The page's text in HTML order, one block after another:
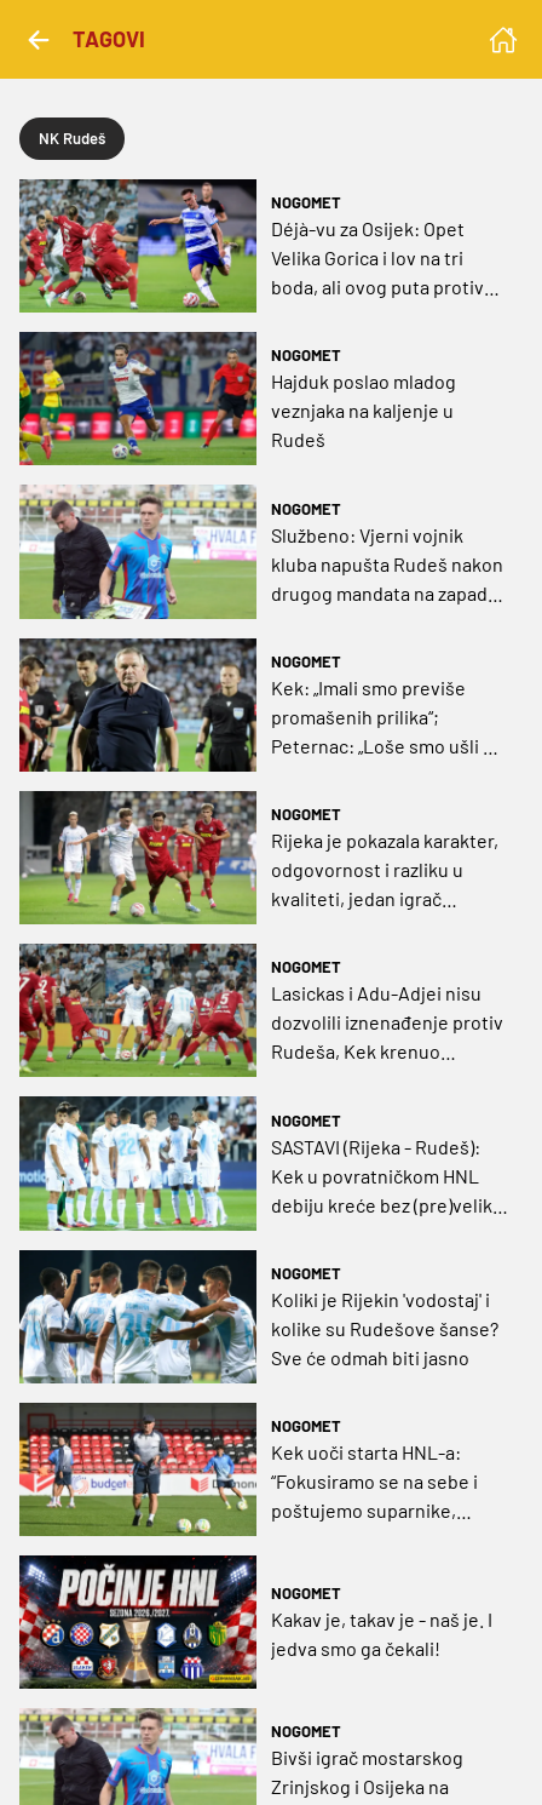
TAGOVI
NK Rudeš
NOGOMET
Déjà-vu za Osijek: Opet
Velika Gorica i lov na tri
boda, ali ovog puta protiv
NOGOMET
Hajduk poslao mladog
veznjaka na kaljenje u
Rudeš
NOGOMET
Službeno: Vjerni vojnik
kluba napušta Rudeš nakon
drugog mandata na zapadu
NOGOMET
Kek: „Imali smo previše
promašenih prilika“;
Peternac: „Loše smo ušli u
NOGOMET
Rijeka je pokazala karakter,
odgovornost i razliku u
kvaliteti, jedan igrač
'crveni' u velikom problemu
NOGOMET
Lasickas i Adu-Adjei nisu
dozvolili iznenađenje protiv
Rudeša, Kek krenuo
NOGOMET
SASTAVI (Rijeka - Rudeš):
Kek u povratničkom HNL
debiju kreće bez (pre)velikih
NOGOMET
Koliki je Rijekin 'vodostaj' i
kolike su Rudešove šanse?
Sve će odmah biti jasno
NOGOMET
Kek uoči starta HNL-a:
“Fokusiramo se na sebe i
poštujemo suparnike,
NOGOMET
Kakav je, takav je - naš je. I
jedva smo ga čekali!
NOGOMET
Bivši igrač mostarskog
Zrinjskog i Osijeka na